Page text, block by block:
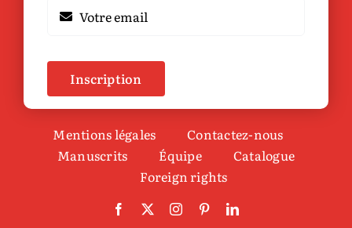
Inscription
Mentions légales
Contactez-nous
Manuscrits
Équipe
Catalogue
Foreign rights